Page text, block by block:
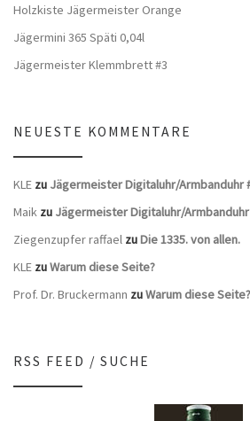
Holzkiste Jägermeister Orange
Jägermini 365 Späti 0,04l
Jägermeister Klemmbrett #3
NEUESTE KOMMENTARE
KLE zu Jägermeister Digitaluhr/Armbanduhr
Maik zu Jägermeister Digitaluhr/
Ziegenzupfer raffael zuDie 1335. von allen.
KLE zuWarum diese Seite?
Prof. Dr. Bruckermann zuWarum diese Seite?
RSS FEED / SUCHE